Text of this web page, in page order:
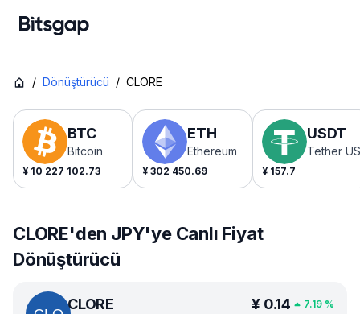
/ Dönüştürücü / CLORE
BTC
Bitcoin
¥ 10 227 102.73
ETH
Ethereum
¥ 302 450.69
USDT
Tether
¥ 157.7
CLORE'den JPY'ye Canlı Fiyat
Dönüştürücü
CLORE ¥ 0.14 7.19 %